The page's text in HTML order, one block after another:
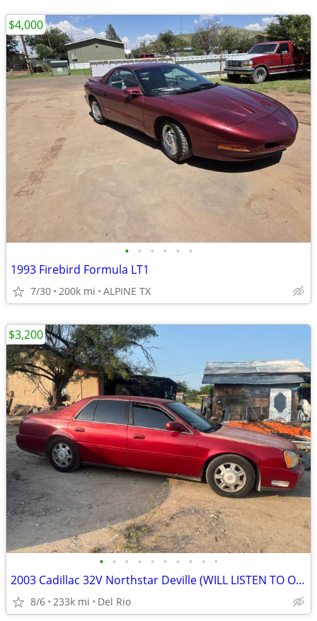
• • • • • •
1993 Firebird Formula LT1
7/30 200k mi ALPINE TX
$4,000
• • • • • • • • • •
2003 Cadillac 32V Northstar Deville (WILL LISTEN TO OFFERS)
8/6 233k mi Del Rio
$3,200